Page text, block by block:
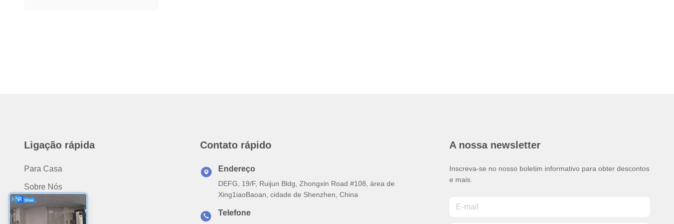
Ligação rápida
Para Casa
Sobre Nós
Produtos
Contato rápido
Endereço
DEFG, 19/F, Ruijun Bldg, Zhongxin Road #108, área de
Xing1iaoBaoan, cidade de Shenzhen, China
Telefone
A nossa newsletter
Inscreva-se no nosso boletim informativo para obter descontos
e mais.